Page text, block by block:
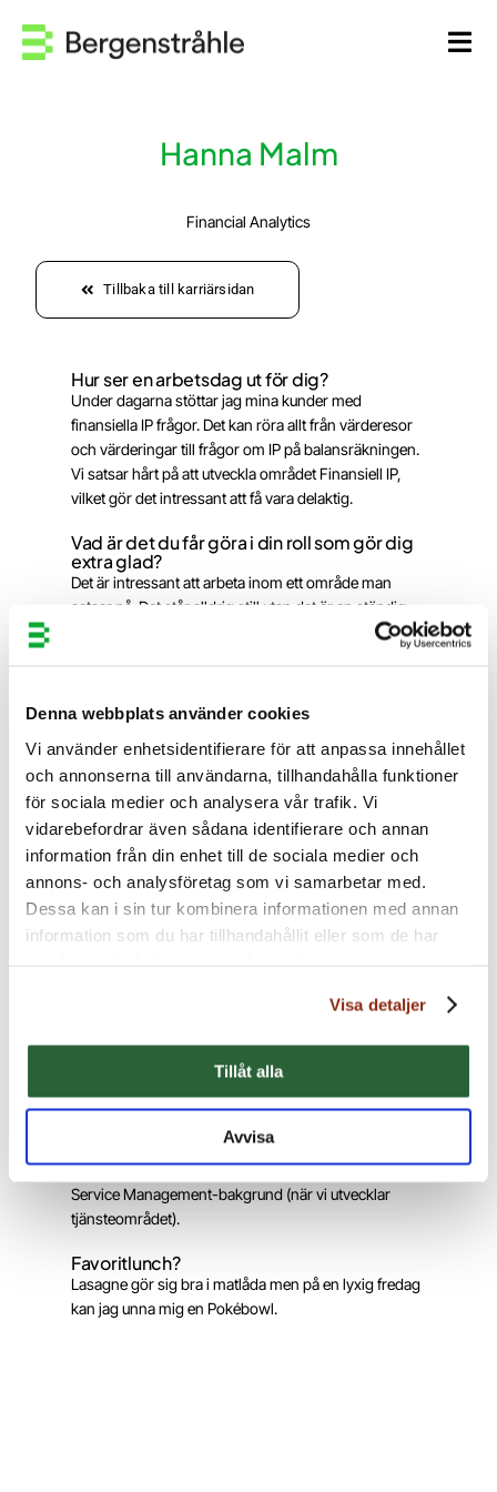
Denna webbplats använder cookies
Vi använder enhetsidentifierare för att anpassa innehållet
och annonserna till användarna, tillhandahålla funktioner
för sociala medier och analysera vår trafik. Vi
vidarebefordrar även sådana identifierare och annan
information från din enhet till de sociala medier och
annons- och analysföretag som vi samarbetar med.
Dessa kan i sin tur kombinera informationen med annan
information som du har tillhandahållit eller som de har
Visa detaljer
Tillåt alla
Avvisa
innehållet
Kontakta oss
Medarbetare
Våra tjänster
Kunskap
Om oss
English
Hanna Malm
Financial Analytics
Tillbaka till karriärsidan
Hur ser en arbetsdag ut för dig?
Under dagarna stöttar jag mina kunder med
finansiella IP frågor. Det kan röra allt från värderesor
och värderingar till frågor om IP på balansräkningen.
Vi satsar hårt på att utveckla området Finansiell IP,
vilket gör det intressant att få vara delaktig.
Vad är det du får göra i din roll som gör dig
extra glad?
Det är intressant att arbeta inom ett område man
satsar på. Det står alldrig still utan det är en ständig
progress. Sen är det ju självklart roligt att stötta
från början?
Bergenstråhle hittade mig via Linkedin.
Vad är ditt stoltaste ögonblick?
Inom tjänsteområdet Finansiell IP finns det alltid
egenskaper att utveckla och förädla. Så varje steg
framåt som vi i teamet tar gör mig stolt.
Vad är det som sticker ut lite extra med
Bergenstråhle?
Bolaget har en bra grund för samarbete mellan
arbetsplatsen. Torsdagsfikat är såklart en höjdpunkt i
Känner du att du nu har hamnat rätt med det
du får göra på jobbet?
Bergenstråhle är att jag får blanda mina erfarenheter
inom affärsutveckling (i kundprojekten) med min
Service Management-bakgrund (när vi utvecklar
tjänsteområdet).
Favoritlunch?
Lasagne gör sig bra i matlåda men på en lyxig fredag
kan jag unna mig en Pokébowl.